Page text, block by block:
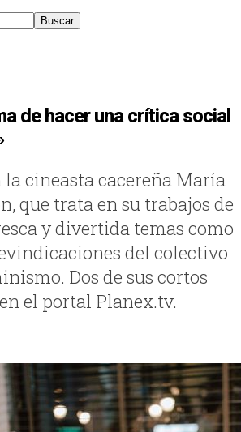
de hacer una crítica social
cineasta cacereña María
que trata en su trabajos de
y divertida temas como
del colectivo
Dos de sus cortos
el portal Planex.tv.